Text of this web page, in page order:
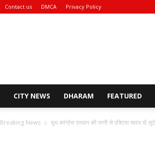
Contact us DMCA Privacy Policy
CITY NEWS DHARAM FEATURED
Breaking News यूथ कांग्रेस प्रधान की पत्नी से एक्टिवा सवार दो